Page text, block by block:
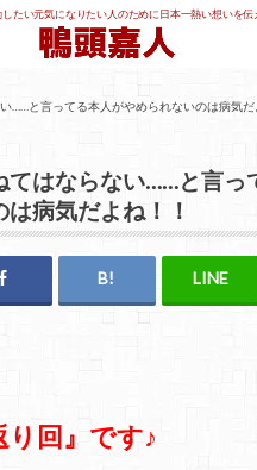
したい元気になりたい人のために日本一熱い想いを伝
……と言ってる本人がやめられないのは病気だ
てはならない……と言っ
病気だよね！！
り回』です♪